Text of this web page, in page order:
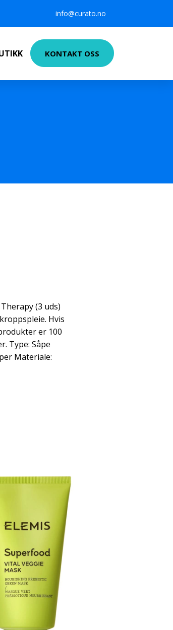
info@curato.no
KONTAKT OSS
(3 uds)
Hvis
er 100
Type: Såpe
Materiale: